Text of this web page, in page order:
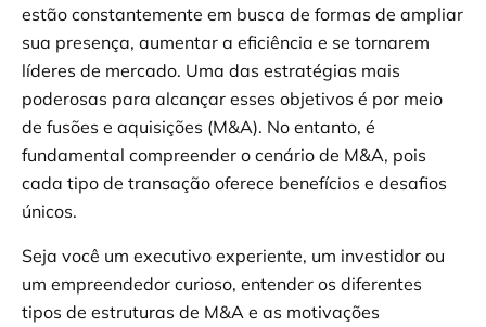
estão constantemente em busca de formas de ampliar
sua presença, aumentar a eficiência e se tornarem
líderes de mercado. Uma das estratégias mais
poderosas para alcançar esses objetivos é por meio
de fusões e aquisições (M&A). No entanto, é
fundamental compreender o cenário de M&A, pois
cada tipo de transação oferece benefícios e desafios
únicos.
Seja você um executivo experiente, um investidor ou
um empreendedor curioso, entender os diferentes
tipos de estruturas de M&A e as motivações